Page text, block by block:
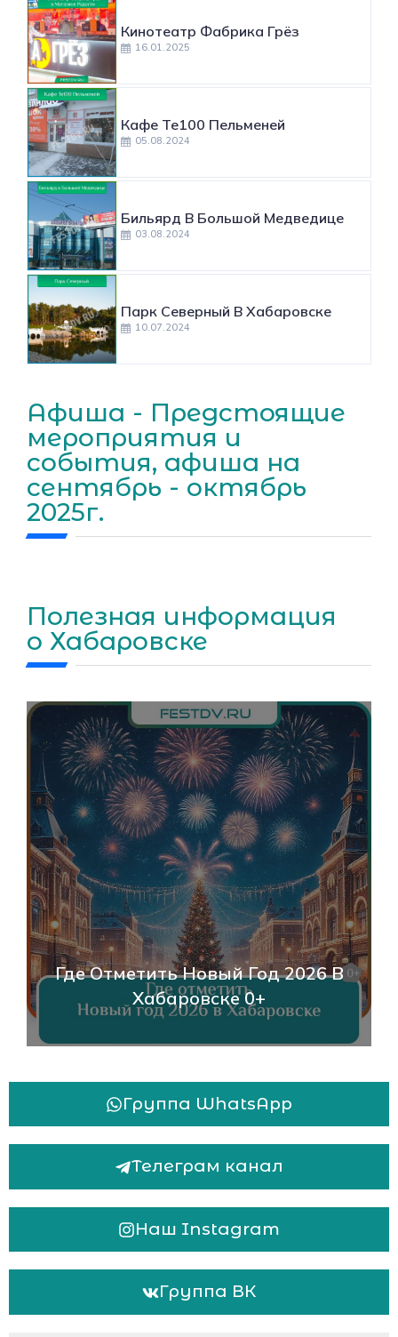
Кинотеатр Фабрика Грёз
16.01.2025
Кафе Те100 Пельменей
05.08.2024
Бильярд В Большой Медведице
03.08.2024
Парк Северный В Хабаровске
10.07.2024
Афиша - Предстоящие
мероприятия и
события, афиша на
сентябрь - октябрь
2025г.
Полезная информация
о Хабаровске
Год 2026 В
0+
День Народного
Хабаровске 2025:
События И Как
Группа WhatsApp
Телеграм канал
Наш Instagram
Группа ВК